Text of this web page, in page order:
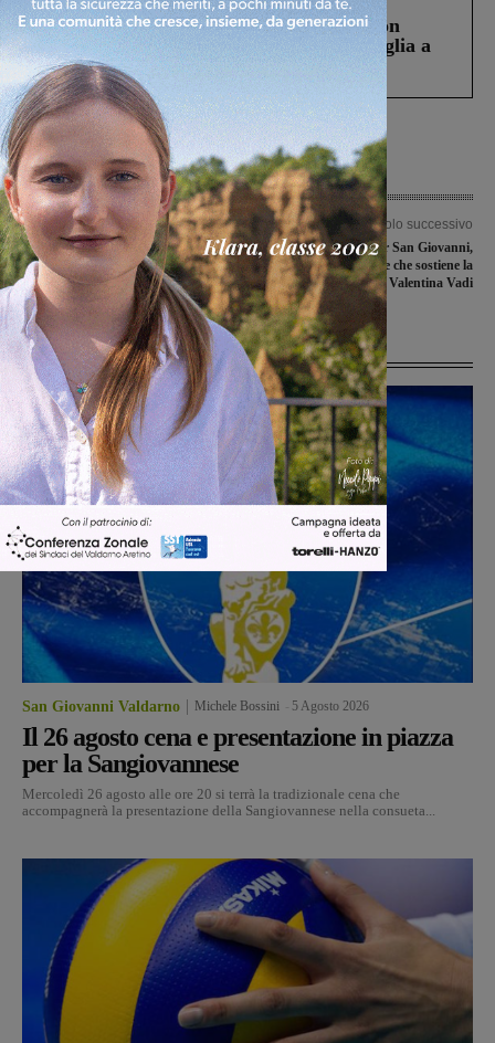
Scomparso da una struttura di Castiglion
Fiorentino l’uomo che aveva ucciso la figlia a
Levane nel 2020
Articolo precedente
Treni, Casucci e Galli (Lega): “I
Tavoli tecnici di Baccelli. Un assessore
senza risposte”
Articolo successivo
Progetto per San Giovanni,
presentata la coalizione che sostiene la
candidatura di Valentina Vadi
Ultime Notizie
San Giovanni Valdarno Michele Bossini 5 Agosto 2026
Il 26 agosto cena e presentazione in piazza
per la Sangiovannese
Mercoledì 26 agosto alle ore 20 si terrà la tradizionale cena che
accompagnerà la presentazione della Sangiovannese nella consueta...